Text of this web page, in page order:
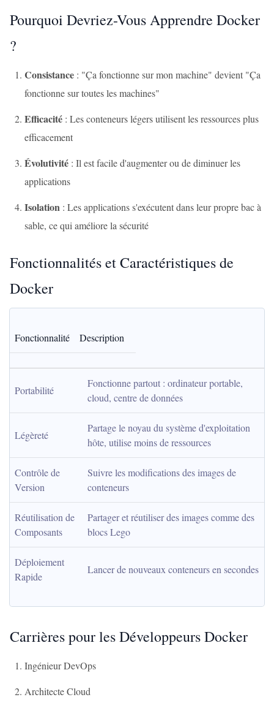
Pourquoi Devriez-Vous Apprendre Docker
?
Consistance : "Ça fonctionne sur mon machine" devient "Ça
fonctionne sur toutes les machines"
Efficacité : Les conteneurs légers utilisent les ressources plus
efficacement
Évolutivité : Il est facile d'augmenter ou de diminuer les
applications
Isolation : Les applications s'exécutent dans leur propre bac à
sable, ce qui améliore la sécurité
Fonctionnalités et Caractéristiques de
Docker
Fonctionnalité Description
Portabilité
Fonctionne partout : ordinateur portable,
cloud, centre de données
Légèreté
Partage le noyau du système d'exploitation
hôte, utilise moins de ressources
Contrôle de
Version
Suivre les modifications des images de
conteneurs
Réutilisation de
Composants
Partager et réutiliser des images comme des
blocs Lego
Déploiement
Rapide
Lancer de nouveaux conteneurs en secondes
Carrières pour les Développeurs Docker
Ingénieur DevOps
Architecte Cloud